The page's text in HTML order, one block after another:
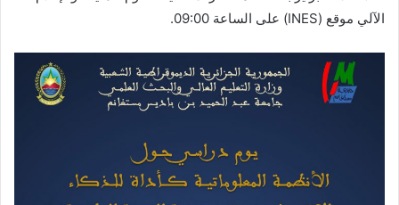
الآلي موقع (INES) على الساعة 09:00.